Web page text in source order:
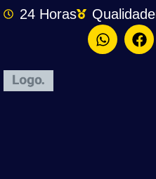
24 Horas Qualidade